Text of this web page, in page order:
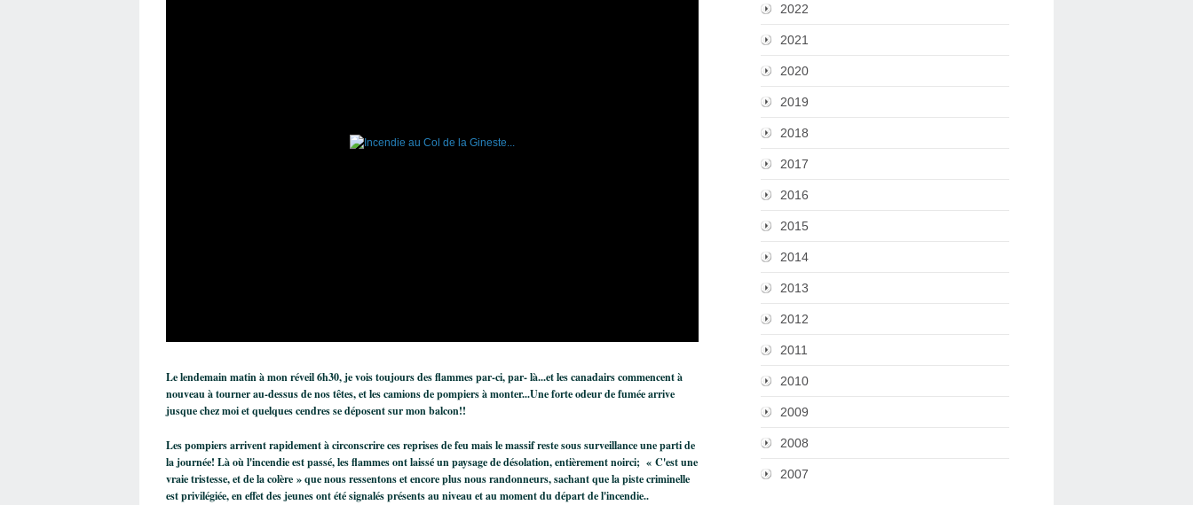
Le lendemain matin à mon réveil 6h30, je vois toujours des flammes par-ci, par- là...et les canadairs commencent à
nouveau à tourner au-dessus de nos têtes, et les camions de pompiers à monter...Une forte odeur de fumée arrive
jusque chez moi et quelques cendres se déposent sur mon balcon!!
Les pompiers arrivent rapidement à circonscrire ces reprises de feu mais le massif reste sous surveillance une parti de
la journée! Là où l'incendie est passé, les flammes ont laissé un paysage de désolation,entièrement noirci; « C'est une
vraie tristesse, et de la colère » que nous ressentonset encore plus nous randonneurs,sachant que la piste criminelle
est privilégiée, eneffet des jeunes ont été signalés présents au niveau et au moment du départ del'incendie..
2022
2021
2020
2019
2018
2017
2016
2015
2014
2013
2012
2011
2010
2009
2008
2007